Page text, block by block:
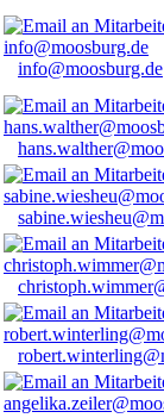
info@moosburg.de